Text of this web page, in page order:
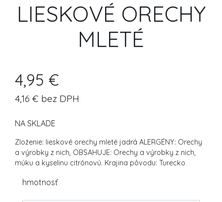
LIESKOVÉ ORECHY
MLETÉ
4,95 €
4,16 € bez DPH
NA SKLADE
Zloženie: lieskové orechy mleté jadrá ALERGÉNY: Orechy
a výrobky z nich, OBSAHUJE: Orechy a výrobky z nich,
múku a kyselinu citrónovú. Krajina pôvodu: Turecko
hmotnosť